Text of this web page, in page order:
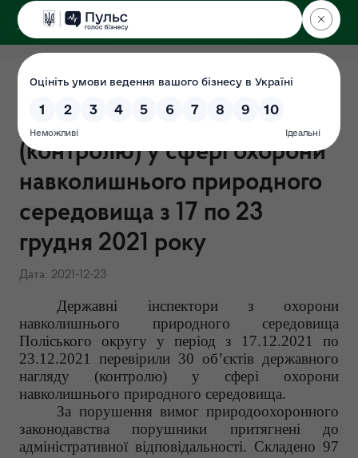
ДЕРЖЕКОІНСПЕКЦІЯ
Поліського округу
Результати здійснення
державного нагляду
(контролю) у сфері охорони
навколишнього природного
середовища з 17 по 23
грудня 2021 року
Дата: 2021-12-23
Державні інспектори з охорони
навколишнього природного середовища
Поліського округу у період з 17.12.2021 по
23.12.2021 перевірили 30 об’єктів державного
нагляду (контролю) у сфері охорони
навколишнього природного середовища.
За порушення вимог природоохоронного
законодавства порушники притягнені до
адміністративної відповідальності. Складено 97